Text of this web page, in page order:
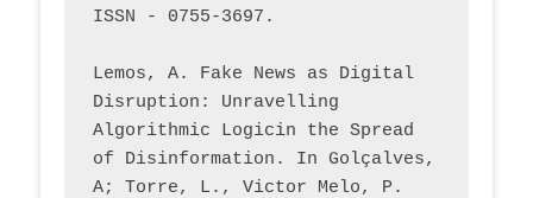
ISSN - 0755-3697.
Lemos, A. Fake News as Digital
Disruption: Unravelling
Algorithmic Logicin the Spread
of Disinformation. In Golçalves,
A; Torre, L., Victor Melo, P.